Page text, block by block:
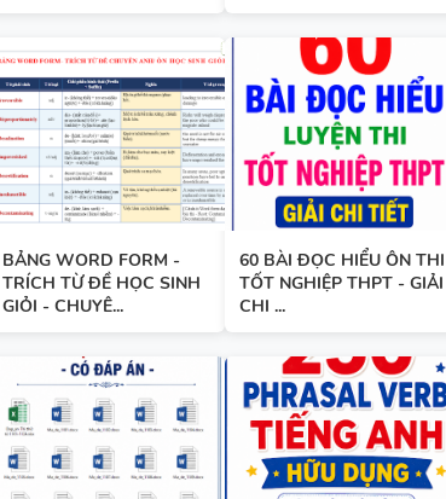
CÓ SCRIPT + ĐÁP ÁN
BÀI TẬP LUYỆN NGHE TIẾNG ANH 8
- HỌC KỲ 2 - GLOBAL SUCCESS - CÓ
SCRIPT + ĐÁP ÁN
ĐÁP ÁN
BẢNG WORD FORM -
TRÍCH TỪ ĐỀ HỌC SINH
GIỎI - CHUYÊ...
60 BÀI ĐỌC HIỂU ÔN THI
TỐT NGHIỆP THPT - GIẢI
CHI ...